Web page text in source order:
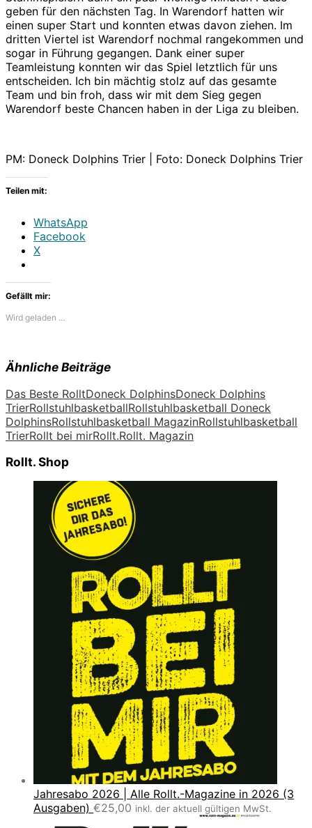
geben für den nächsten Tag. In Warendorf hatten wir
einen super Start und konnten etwas davon ziehen. Im
dritten Viertel ist Warendorf nochmal rangekommen und
sogar in Führung gegangen. Dank einer super
Teamleistung konnten wir das Spiel letztlich für uns
entscheiden. Ich bin mächtig stolz auf das gesamte
Team und bin froh, dass wir mit dem Sieg gegen
Warendorf beste Chancen haben in der Liga zu bleiben.
PM: Doneck Dolphins Trier | Foto: Doneck Dolphins Trier
Teilen mit:
WhatsApp
Facebook
X
Gefällt mir:
Wird geladen …
Ähnliche Beiträge
Das Beste RolltDoneck DolphinsDoneck Dolphins
TrierRollstuhlbasketballRollstuhlbasketball Doneck
DolphinsRollstuhlbasketball MagazinRollstuhlbasketball
TrierRollt bei mirRollt.Rollt. Magazin
Rollt. Shop
Jahresabo 2026 | Alle Rollt.-Magazine in 2026 (3
Ausgaben) €25,00 inkl. der aktuell gültigen MwSt.